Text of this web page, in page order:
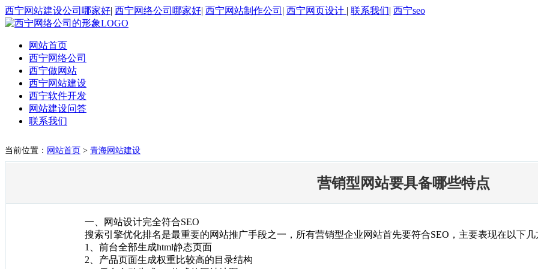
西宁网站建设公司哪家好| 西宁网络公司哪家好| 西宁网站制作公司 | 西宁网页设计 | 联系我们| 西宁seo
网站首页
西宁网络公司
西宁做网站
西宁网站建设
西宁软件开发
网站建设问答
联系我们
当前位置： 网站首页 > 青海网站建设
营销型网站要具备哪些特点
一、网站设计完全符合SEO
搜索引擎优化排名是最重要的网站推广手段之一，所有营销型企业网站首先要符合SEO，主要表现在以下几
1、前台全部生成html静态页面
2、产品页面生成权重比较高的目录结构